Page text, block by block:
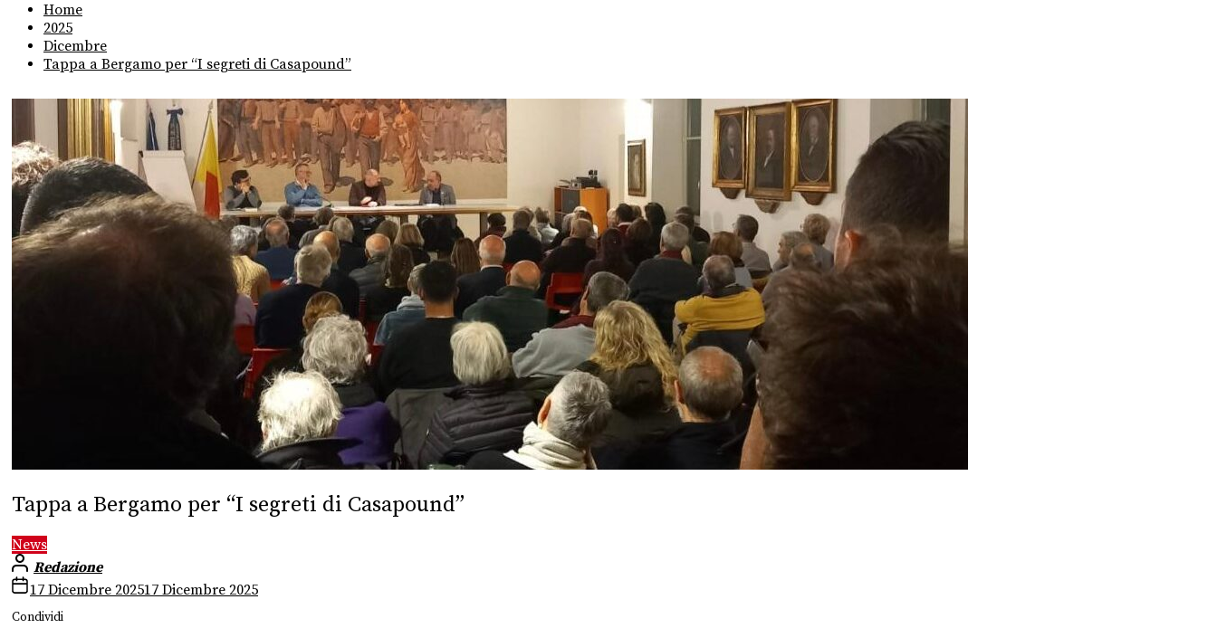
Home
2025
Dicembre
Tappa a Bergamo per “I segreti di Casapound”
Tappa a Bergamo per “I segreti di Casapound”
News
Redazione
17 Dicembre 202517 Dicembre 2025
Condividi